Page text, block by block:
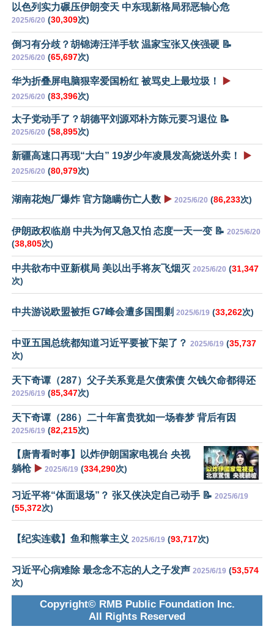
以色列实力碾压伊朗变天 中东现新格局邪恶轴心危
2025/6/20 (30,309次)
倒习有分歧？胡锦涛汪洋手软 温家宝张又侠强硬 📝
2025/6/20 (65,697次)
华为折叠屏电脑狠宰爱国粉红 被骂史上最垃圾！ ▶️
2025/6/20 (83,396次)
太子党动手了？胡德平刘源邓朴方陈元要习退位 📝
2025/6/20 (58,895次)
新疆高速口再现“大白” 19岁少年凌晨发高烧送外卖！ ▶️
2025/6/20 (80,979次)
湖南花炮厂爆炸 官方隐瞒伤亡人数 ▶️ 2025/6/20 (86,233次)
伊朗政权临崩 中共为何又急又怕 态度一天一变 📝 2025/6/20
(38,805次)
中共欲布中亚新棋局 美以出手将灰飞烟灭 2025/6/20 (31,347
次)
中共游说欧盟被拒 G7峰会遭多国围剿 2025/6/19 (33,262次)
中亚五国总统都知道习近平要被下架了？ 2025/6/19 (35,737
次)
天下奇谭（287）父子关系竟是欠债索债 欠钱欠命都得还
2025/6/19 (85,347次)
天下奇谭（286）二十年富贵犹如一场春梦 背后有因
2025/6/19 (82,215次)
【唐青看时事】以炸伊朗国家电视台 央视
躺枪 ▶️ 2025/6/19 (334,290次)
习近平将“体面退场”？ 张又侠决定自己动手 📝 2025/6/19
(55,372次)
【纪实连载】鱼和熊掌主义 2025/6/19 (93,717次)
习近平心病难除 最念念不忘的人之子发声 2025/6/19 (53,574
次)
Copyright© RMB Public Foundation Inc.
All Rights Reserved